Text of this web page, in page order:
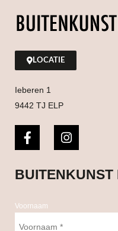
LOCATIE
Ieberen 1
9442 TJ ELP
BUITENKUNST
Voornaam